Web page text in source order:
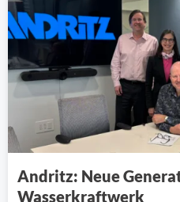
Andritz: Neue
Wasserkraftwerk